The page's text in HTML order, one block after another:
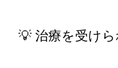
💡 治療を受け